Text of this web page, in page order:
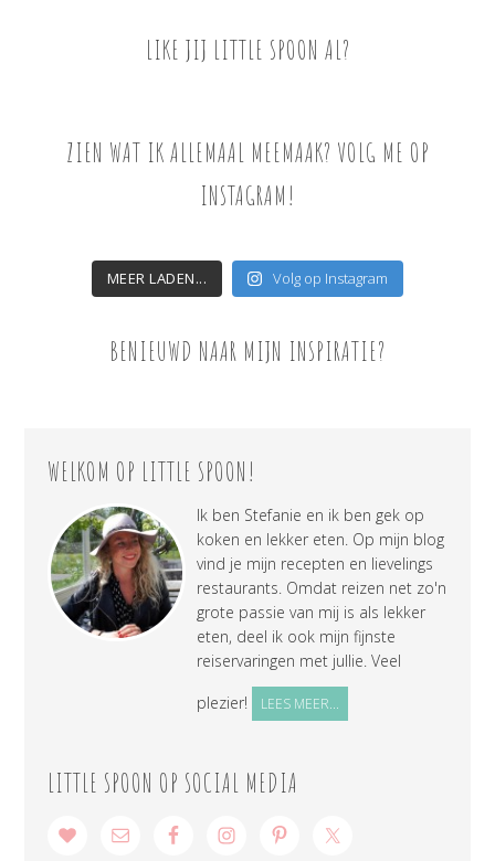
LIKE JIJ LITTLE SPOON AL?
ZIEN WAT IK ALLEMAAL MEEMAAK? VOLG ME OP
INSTAGRAM!
MEER LADEN... Volg op Instagram
BENIEUWD NAAR MIJN INSPIRATIE?
WELKOM OP LITTLE SPOON!
Ik ben Stefanie en ik ben gek op
koken en lekker eten. Op mijn blog
vind je mijn recepten en lievelings
restaurants. Omdat reizen net zo'n
grote passie van mij is als lekker
eten, deel ik ook mijn fijnste
reiservaringen met jullie. Veel
plezier!
LEES MEER...
LITTLE SPOON OP SOCIAL MEDIA